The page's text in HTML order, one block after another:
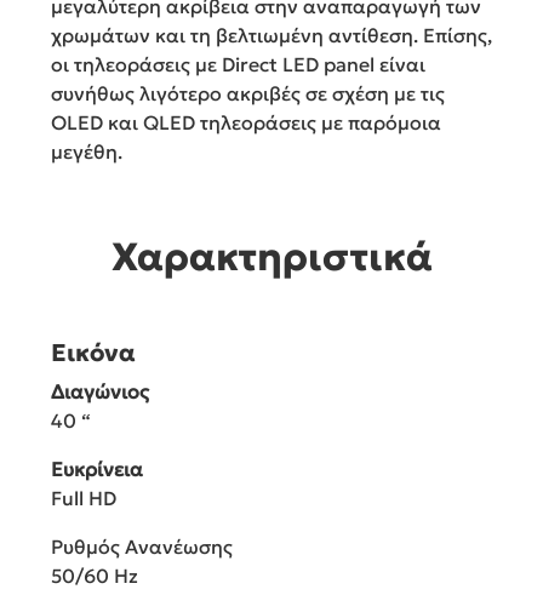
μεγαλύτερη ακρίβεια στην αναπαραγωγή των
χρωμάτων και τη βελτιωμένη αντίθεση. Επίσης,
οι τηλεοράσεις με Direct LED panel είναι
συνήθως λιγότερο ακριβές σε σχέση με τις
OLED και QLED τηλεοράσεις με παρόμοια
μεγέθη.
Χαρακτηριστικά
Εικόνα
Διαγώνιος
40 “
Ευκρίνεια
Full HD
Ρυθμός Ανανέωσης
50/60 Hz